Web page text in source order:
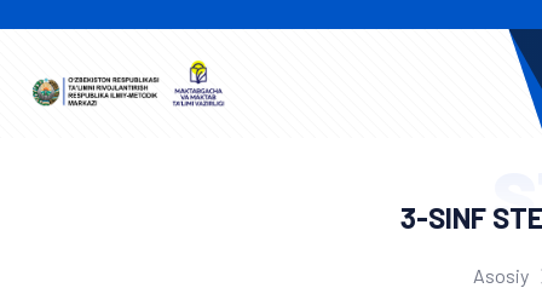
3-SINF
Asosiy